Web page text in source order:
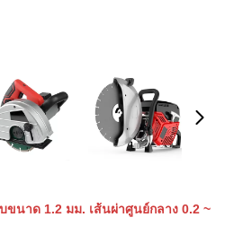
ขนาด 1.2 มม. เส้นผ่าศูนย์กลาง 0.2 ~